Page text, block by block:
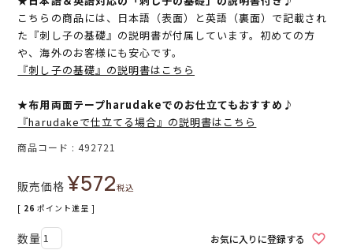
こちらの商品には、日本語（表面）と英語（裏面）で記載され
た『刺し子の基礎』の説明書が付属しています。初めての方
や、海外のお客様にも安心です。
『刺し子の基礎』の説明書はこちら
★布用両面テープharudakeでのお仕立てもおすすめ♪
『harudakeで仕立てる場合』の説明書はこちら
商品コード 492721
販売価格 ¥572税込
[ 26 ポイント進呈 ]
お気に入りに登録する